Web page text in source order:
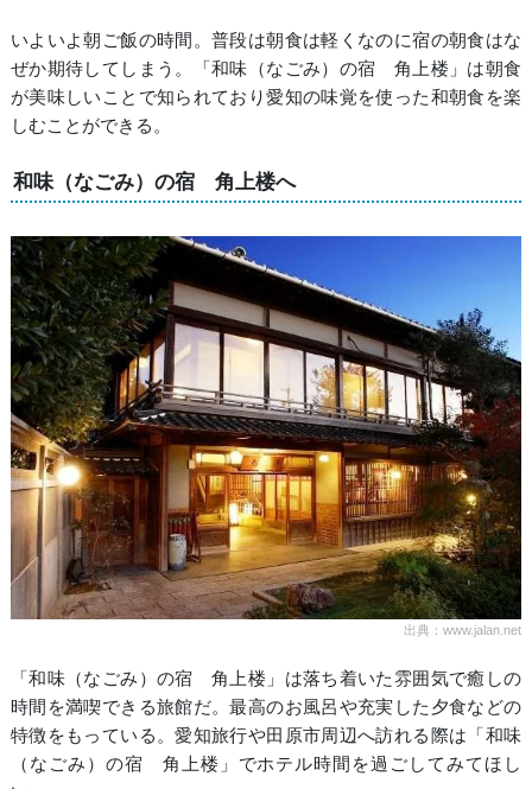
いよいよ朝ご飯の時間。普段は朝食は軽くなのに宿の朝食はな
ぜか期待してしまう。「和味（なごみ）の宿 角上楼」は朝食
が美味しいことで知られており愛知の味覚を使った和朝食を楽
しむことができる。
和味（なごみ）の宿 角上楼へ
出典：www.jalan.net
「和味（なごみ）の宿 角上楼」は落ち着いた雰囲気で癒しの
時間を満喫できる旅館だ。最高のお風呂や充実した夕食などの
特徴をもっている。愛知旅行や田原市周辺へ訪れる際は「和味
（なごみ）の宿 角上楼」でホテル時間を過ごしてみてほし